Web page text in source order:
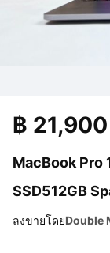
MacBook Pro
SSD512GB
฿ 21,900
ลงขายโดยDouble